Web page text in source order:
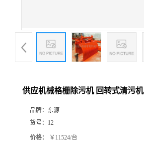
供应机械格栅除污机 回转式清污机
品牌： 东源
货号： 12
价格： ￥11524/台